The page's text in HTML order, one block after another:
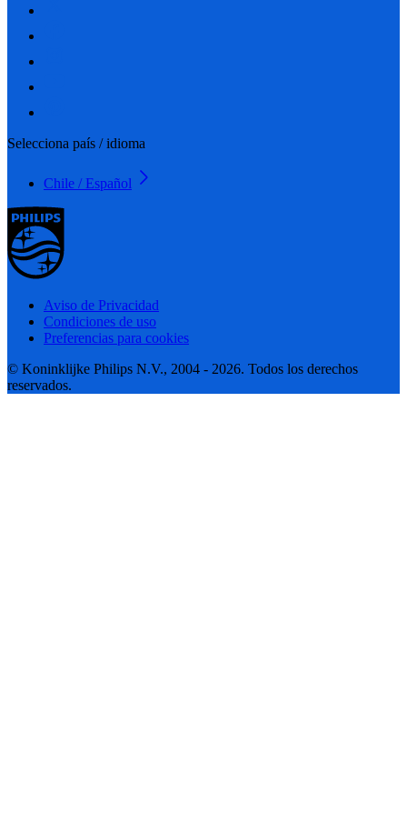
Selecciona país / idioma
Chile / Español
Aviso de Privacidad
Condiciones de uso
Preferencias para cookies
© Koninklijke Philips N.V., 2004 - 2026. Todos los derechos
reservados.